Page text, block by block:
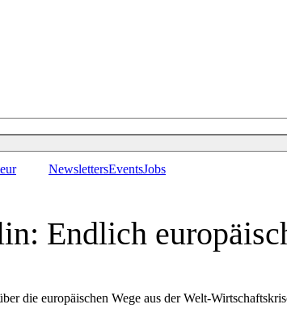
NewslettersEventsJobs
Endlich
die europäischen Wege aus der Welt-